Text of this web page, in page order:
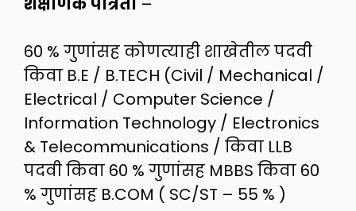
60 % गुणांसह कोणत्याही शाखेतील पदवी
किवा B.E / B.TECH (Civil / Mechanical /
Electrical / Computer Science /
Information Technology / Electronics
& Telecommunications / किवा LLB
पदवी किवा 60 % गुणांसह MBBS किवा 60
% गुणांसह B.COM ( SC/ST – 55 % )